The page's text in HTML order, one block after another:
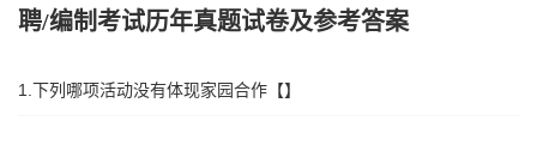
聘/编制考试历年真题试卷及参考答案
1.下列哪项活动没有体现家园合作【】